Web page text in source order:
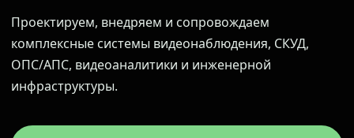
Проектируем, внедряем и сопровождаем
комплексные системы видеонаблюдения, СКУД,
ОПС/АПС, видеоаналитики и инженерной
инфраструктуры.